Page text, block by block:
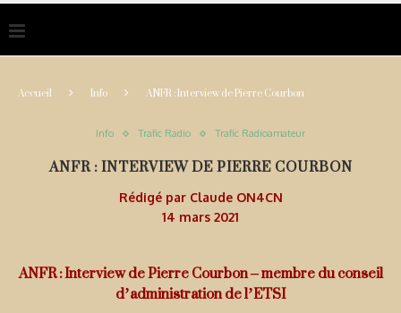
Accueil Info ANFR : Interview de Pierre Courbon
Info Trafic Radio Trafic Radioamateur
ANFR : INTERVIEW DE PIERRE COURBON
Rédigé par Claude ON4CN
14 mars 2021
ANFR : Interview de Pierre Courbon – membre du conseil
d’administration de l’ETSI